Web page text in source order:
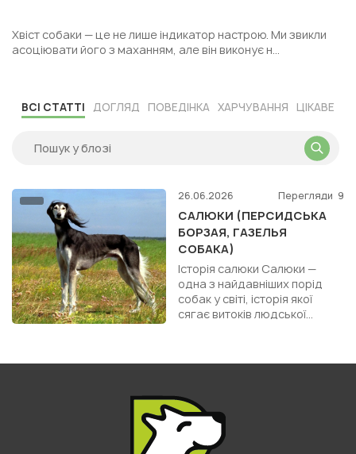
Хвіст собаки — це не лише індикатор настрою. Ми звикли
асоціювати його з маханням, але він виконує н...
ВСІ СТАТТІ ДОГЛЯД ПОВЕДІНКА ХАРЧУВАННЯ ЦІКАВЕ
26.06.2026 Перегляди 9
САЛЮКИ (ПЕРСИДСЬКА
БОРЗАЯ, ГАЗЕЛЬЯ
СОБАКА)
Історія салюки Салюки —
одна з найдавніших порід
собак у світі, історія якої
сягає витоків людської